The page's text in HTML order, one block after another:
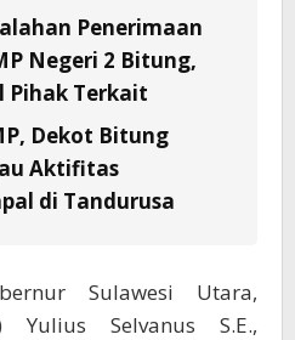
Penerimaan
Negeri 2 Bitung,
Pihak Terkait
Dekot Bitung
Aktifitas
di Tandurusa
Sulawesi Utara,
Selvanus S.E.,